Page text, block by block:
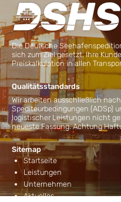
Die Deutsche
sich zum Ziel gesetzt, Ihre
Preiskalkulation in allen
Qualitätsstandards
Wir arbeiten ausschließlich
Spediteurbedingungen (ADSp)
logistischer Leistungen nicht
neueste Fassung. Achtung
Sitemap
Startseite
Leistungen
Unternehmen
Aktuelles